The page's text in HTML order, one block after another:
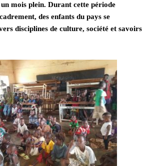
mois plein. Durant cette période
des enfants du pays se
disciplines de culture, société et savoirs